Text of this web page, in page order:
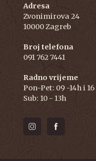
Adresa
Zvonimirova 24
10000 Zagreb
Broj telefona
091 762 7441
Radno vrijeme
Pon-Pet: 09 -14h i
Sub: 10 - 13h